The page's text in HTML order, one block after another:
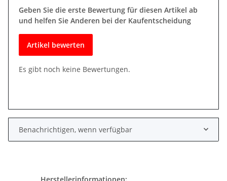
Geben Sie die erste Bewertung für diesen Artikel ab
und helfen Sie Anderen bei der Kaufentscheidung
Artikel bewerten
Es gibt noch keine Bewertungen.
Benachrichtigen, wenn verfügbar